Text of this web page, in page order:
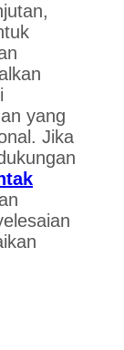
yang
Jika